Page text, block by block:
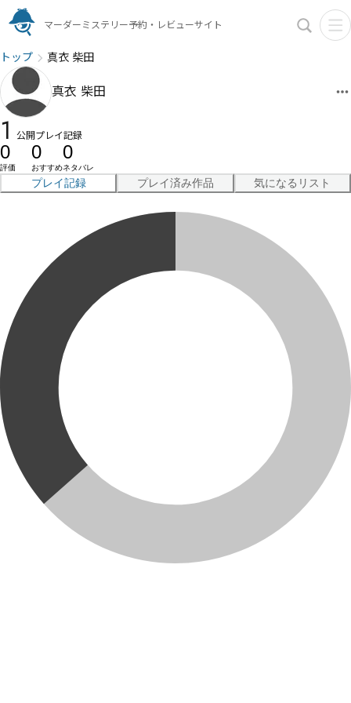
マーダーミステリー予約・レビューサイト
トップ 真衣 柴田
真衣 柴田
1 公開プレイ記録
0
評価
0
おすすめ
0
ネタバレ
プレイ記録 プレイ済み作品 気になるリスト